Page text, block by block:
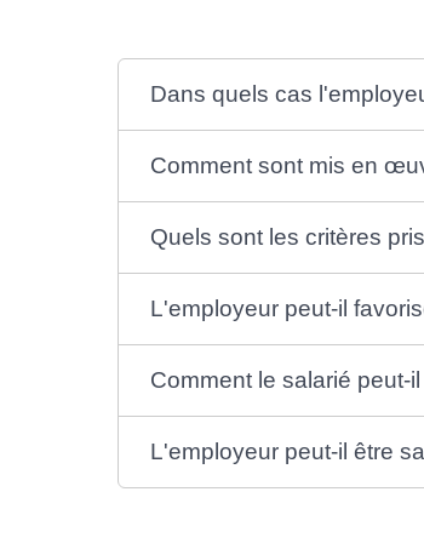
Dans quels cas
Comment sont mis en
Quels sont les critères
L'employeur peut-il
Comment le salarié peut-
L'employeur peut-il être